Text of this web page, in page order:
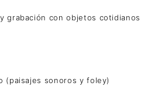
grabación con objetos cotidianos
(paisajes sonoros y foley)